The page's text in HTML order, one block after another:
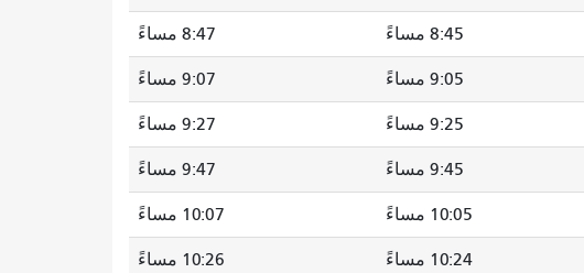
8:45 مساءً 8:47 مساءً
9:05 مساءً 9:07 مساءً
9:25 مساءً 9:27 مساءً
9:45 مساءً 9:47 مساءً
10:05 مساءً 10:07 مساءً
10:24 مساءً 10:26 مساءً